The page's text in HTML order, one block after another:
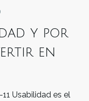
y por
en
Usabilidad es el